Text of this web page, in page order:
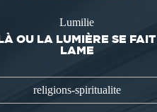
Lumilie
OU LA LUMIÈRE SE FAIT
LAME
religions-spiritualite